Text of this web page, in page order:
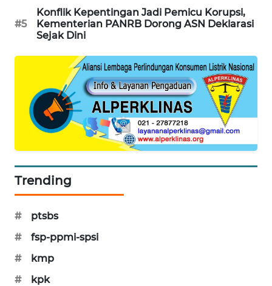
#5
Konflik Kepentingan Jadi Pemicu Korupsi,
Kementerian PANRB Dorong ASN Deklarasi
Sejak Dini
Trending
#
ptsbs
#
fsp-ppmi-spsi
#
kmp
#
kpk
WALINKI
ID
MARTABAT
NET
WATCH
LPKKI